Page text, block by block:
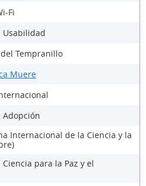
Fi
Usabilidad
Tempranillo
Muere
Internacional de la Ciencia y la
para la Paz y el